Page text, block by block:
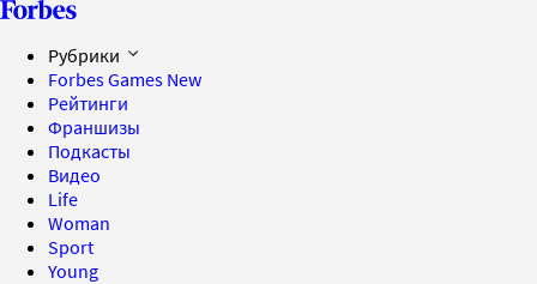
Рубрики
Forbes Games New
Рейтинги
Франшизы
Подкасты
Видео
Life
Woman
Sport
Young